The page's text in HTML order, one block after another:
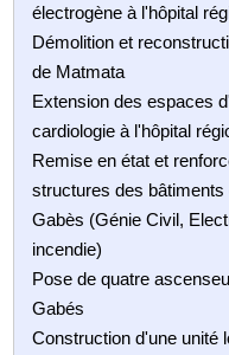
électrogène à l'hôpital
Démolition et
de Matmata
Extension des espaces
cardiologie à l'hôpital
Remise en état et
structures des bâtiments
Gabès (Génie Civil,
incendie)
Pose de quatre
Gabés
Construction d'une unité